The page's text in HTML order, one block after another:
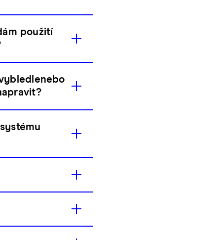
použití